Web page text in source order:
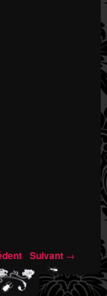
Suivant →